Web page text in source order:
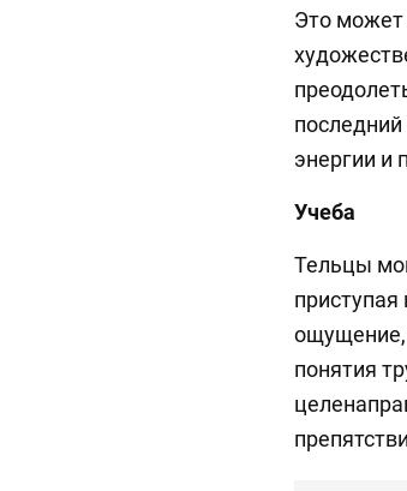
Это может
последний
энергии и
Учеба
Тельцы
ощущение,
понятия